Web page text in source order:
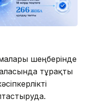
шеңберінде
тұрақты